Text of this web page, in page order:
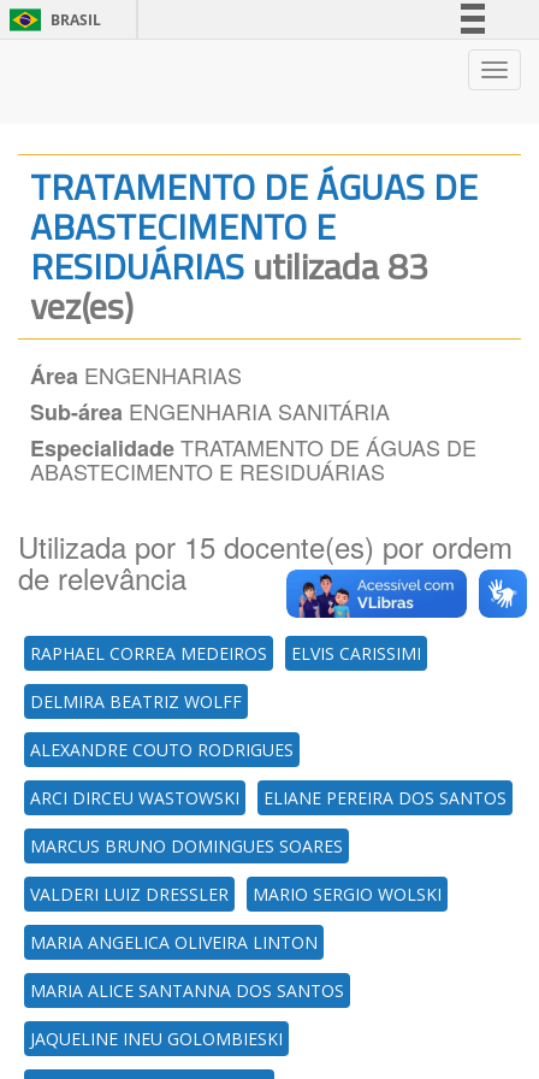
BRASIL
Acesso à informação
Legislação
TRATAMENTO DE ÁGUAS DE
ABASTECIMENTO E
RESIDUÁRIASutilizada 83
vez(es)
Área ENGENHARIAS
Sub-área ENGENHARIA SANITÁRIA
EspecialidadeTRATAMENTO DE ÁGUAS DE
ABASTECIMENTO E RESIDUÁRIAS
Utilizada por 15 docente(es) por ordem
de relevância
RAPHAEL CORREA MEDEIROS ELVIS CARISSIMI
DELMIRA BEATRIZ WOLFF
ALEXANDRE COUTO RODRIGUES
ARCI DIRCEU WASTOWSKI ELIANE PEREIRA DOS SANTOS
MARCUS BRUNO DOMINGUES SOARES
VALDERI LUIZ DRESSLER MARIO SERGIO WOLSKI
MARIA ANGELICA OLIVEIRA LINTON
MARIA ALICE SANTANNA DOS SANTOS
JAQUELINE INEU GOLOMBIESKI